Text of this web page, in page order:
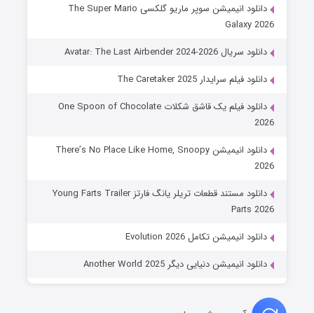
دانلود انیمیشن سوپر ماریو گلکسی The Super Mario
Galaxy 2026
دانلود سریال Avatar: The Last Airbender 2024-2026
دانلود فیلم سرایدار The Caretaker 2025
دانلود فیلم یک قاشق شکلات One Spoon of Chocolate
2026
دانلود انیمیشن There’s No Place Like Home, Snoopy
2026
دانلود مستند قطعات تریلر یانگ فارتز Young Farts Trailer
Parts 2026
دانلود انیمیشن تکامل Evolution 2026
دانلود انیمیشن دنیایی دیگر Another World 2025